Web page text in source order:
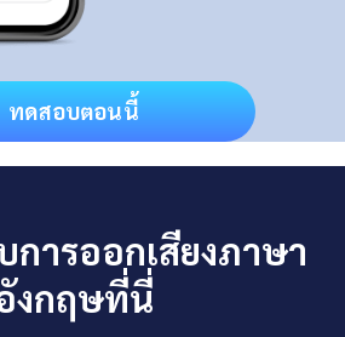
ทดสอบตอนนี้
ารออกเสียงภาษา
งกฤษที่นี่